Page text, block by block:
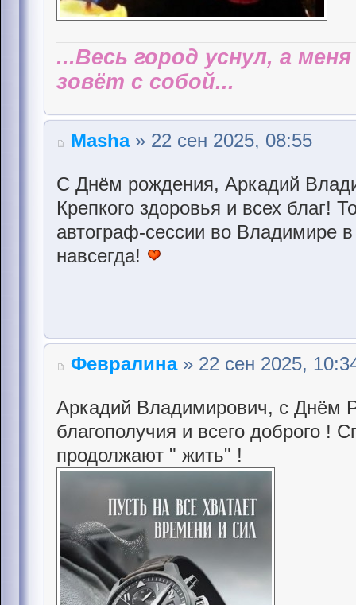
...Весь город уснул, а
зовёт с собой...
Masha» 22 сен 2025, 08:55
С Днём рождения, Аркадий
Крепкого здоровья и всех благ!
автограф-сессии во Владимире
навсегда!
Февралина» 22 сен 2025,
Аркадий Владимирович, с Днём
благополучия и всего доброго
продолжают " жить" !